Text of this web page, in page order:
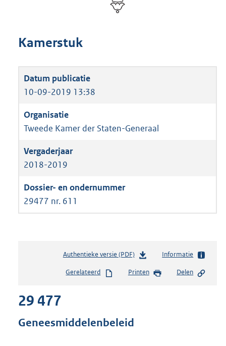
Kamerstuk
10-09-2019 13:38
Tweede Kamer der Staten-Generaal
2018-2019
29477 nr. 611
Authentieke versie (PDF)b
s
Informatie
Gerelateerd Printen Delen
29 477
Geneesmiddelenbeleid